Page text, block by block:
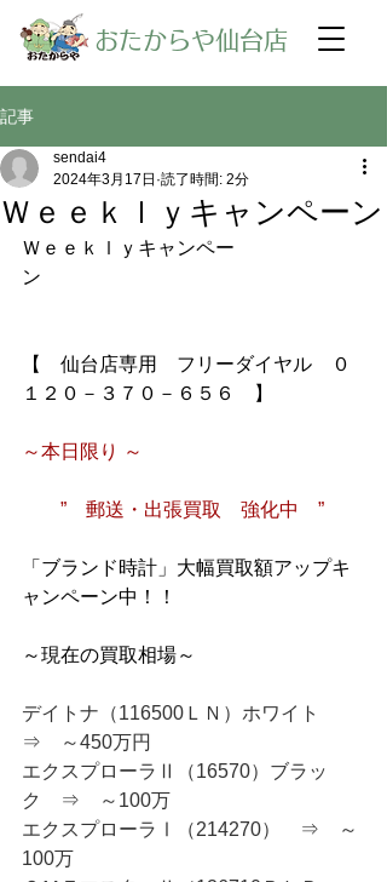
​おたからや仙台店
記事
Ｗｅｅｋｌｙキャンペーン
sendai4
2024年3月17日 読了時間: 2分
Ｗｅｅｋｌｙキャンペー
ン
【　仙台店専用　フリーダイヤル　０
１２０－３７０－６５６　】
～本日限り ～
”　郵送・出張買取　強化中　”
「ブランド時計」大幅買取額アップキ
ャンペーン中！！
～現在の買取相場～
デイトナ（116500ＬＮ）ホワイト
⇒　～450万円
エクスプローラⅡ（16570）ブラッ
ク　⇒　～100万
エクスプローラⅠ（214270）　⇒　～
100万